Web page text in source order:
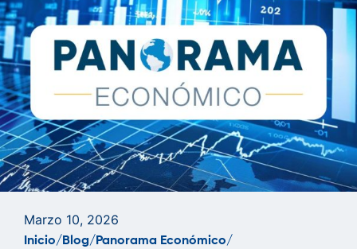
Marzo 10, 2026
Inicio/ Blog/ Panorama Económico/